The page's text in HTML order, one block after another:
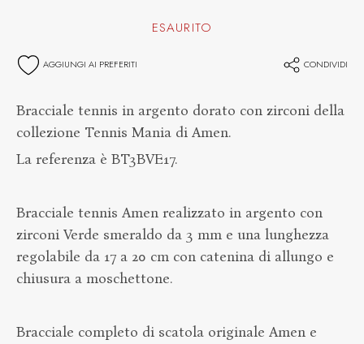
ESAURITO
AGGIUNGI AI PREFERITI CONDIVIDI
Bracciale tennis in argento dorato con zirconi della
collezione Tennis Mania di Amen.
La referenza è BT3BVE17.
Bracciale tennis Amen realizzato in argento con
zirconi Verde smeraldo da 3 mm e una lunghezza
regolabile da 17 a 20 cm con catenina di allungo e
chiusura a moschettone.
Bracciale completo di scatola originale Amen e